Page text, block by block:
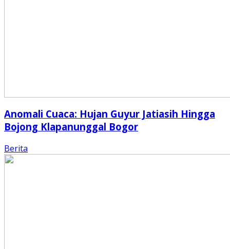
Anomali Cuaca: Hujan Guyur Jatiasih Hingga
Bojong Klapanunggal Bogor
Berita